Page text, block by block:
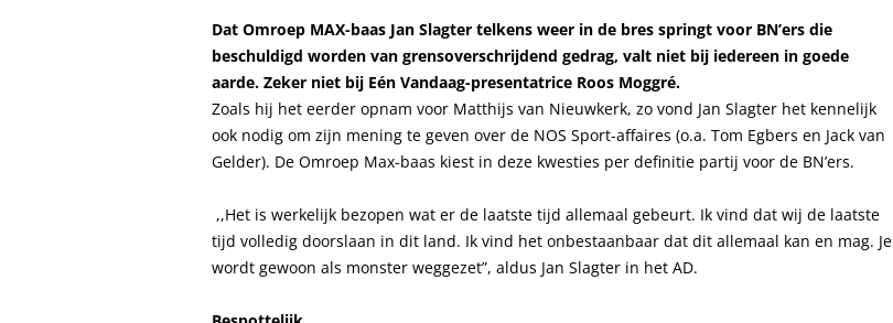
Dat Omroep MAX-baas Jan Slagter telkens weer in de bres springt voor BN’ers die
beschuldigd worden van grensoverschrijdend gedrag, valt niet bij iedereen in goede
aarde. Zeker niet bij Eén Vandaag-presentatrice Roos Moggré.
Zoals hij het eerder opnam voor Matthijs van Nieuwkerk, zo vond Jan Slagter het kennelijk
ook nodig om zijn mening te geven over de NOS Sport-affaires (o.a. Tom Egbers en Jack van
Gelder). De Omroep Max-baas kiest in deze kwesties per definitie partij voor de BN’ers.
,,Het is werkelijk bezopen wat er de laatste tijd allemaal gebeurt. Ik vind dat wij de laatste
tijd volledig doorslaan in dit land. Ik vind het onbestaanbaar dat dit allemaal kan en mag. Je
wordt gewoon als monster weggezet”, aldus Jan Slagter in het AD.